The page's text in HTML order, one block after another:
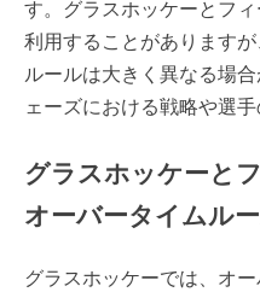
す。グラスホッケーとフ
利用することがあります
ルールは大きく異なる場
ェーズにおける戦略や選
グラスホッケーと
オーバータイムル
グラスホッケーでは、オ